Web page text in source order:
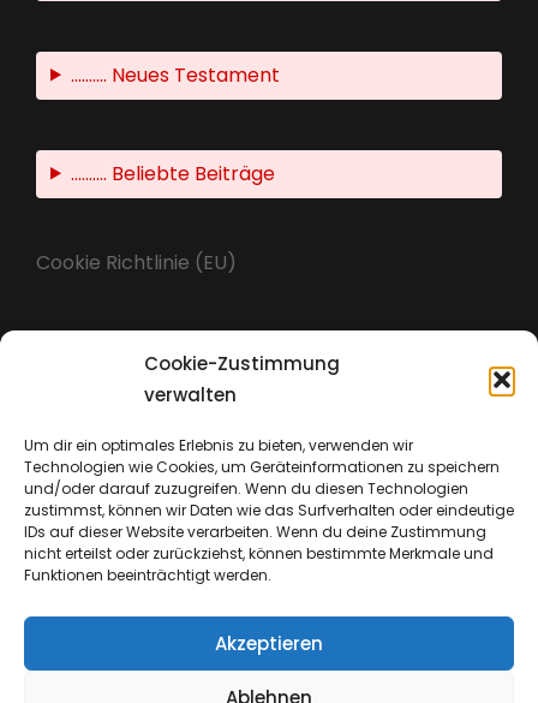
Cookie-Zustimmung
verwalten
Um dir ein optimales Erlebnis zu bieten, verwenden wir
Technologien wie Cookies, um Geräteinformationen zu speichern
und/oder darauf zuzugreifen. Wenn du diesen Technologien
zustimmst, können wir Daten wie das Surfverhalten oder eindeutige
IDs auf dieser Website verarbeiten. Wenn du deine Zustimmung
nicht erteilst oder zurückziehst, können bestimmte Merkmale und
Funktionen beeinträchtigt werden.
Akzeptieren
Ablehnen
.......... Neues Testament
.......... Beliebte Beiträge
Cookie Richtlinie (EU)
Datenschutz